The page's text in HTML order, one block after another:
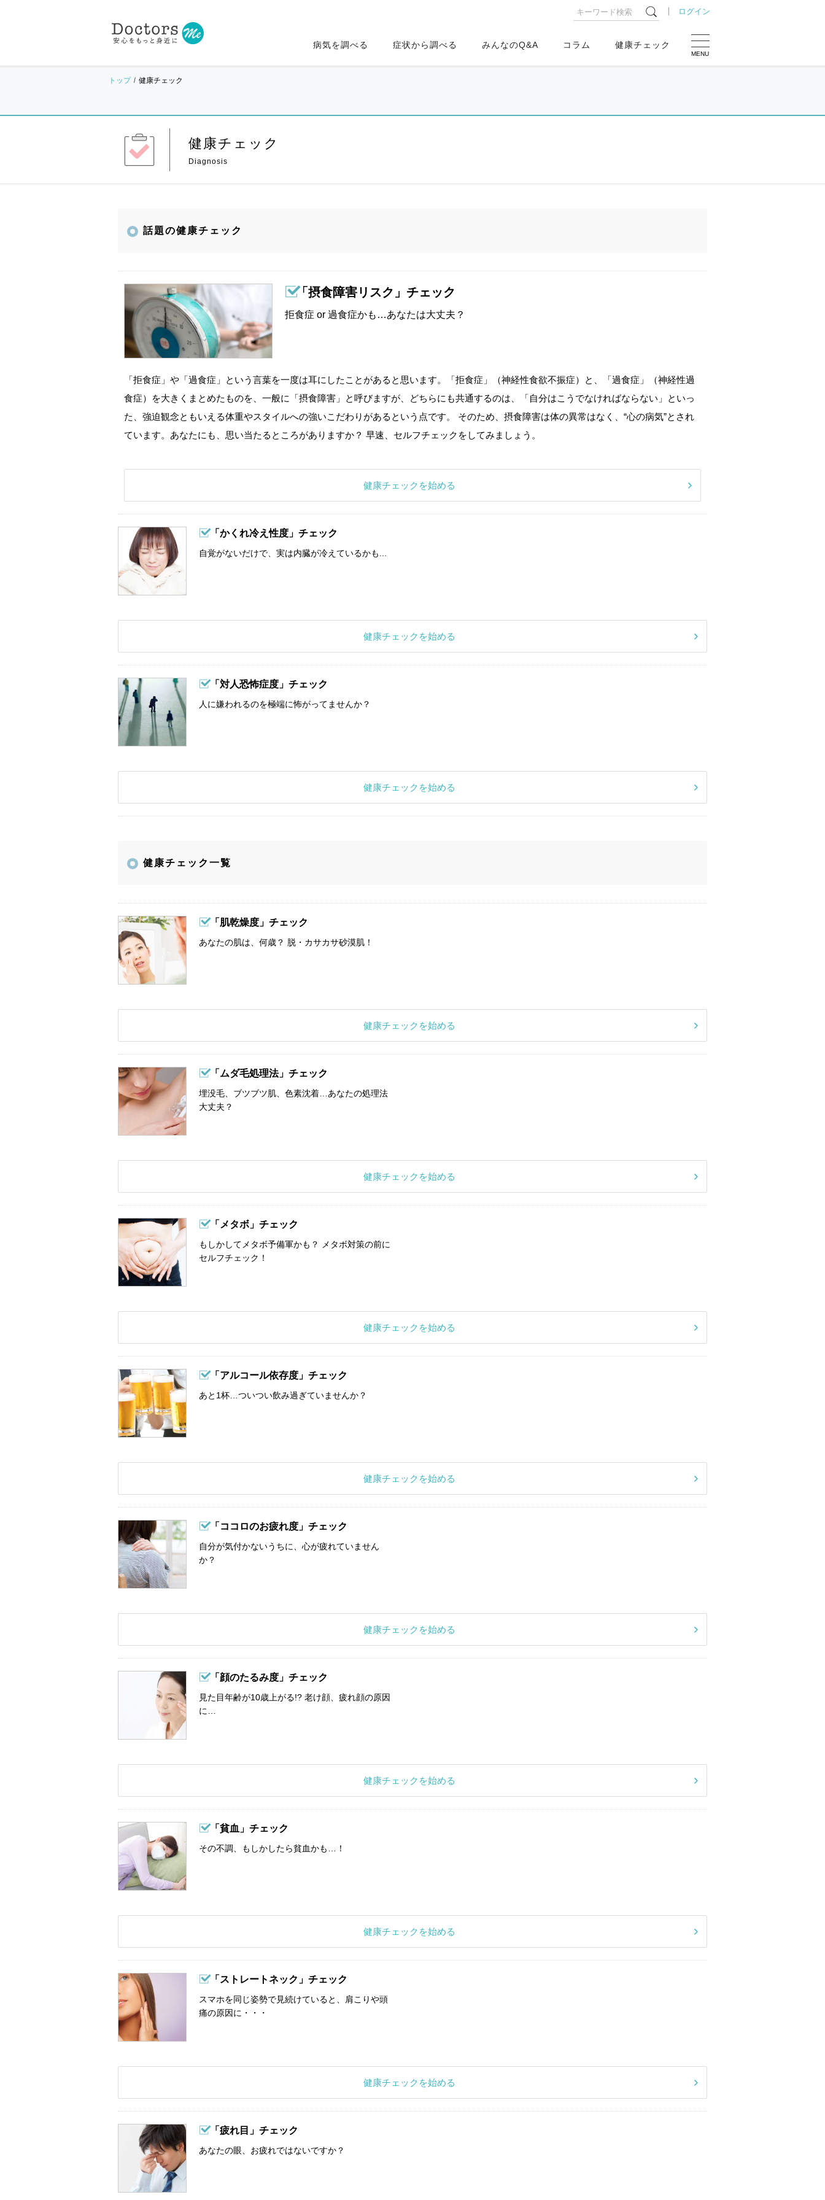
ログイン
MENU
病気を調べる 症状から調べる みんなのQ&A コラム 健康チェック
トップ 健康チェック
健康チェック
話題の健康チェック
「摂食障害リスク」チェック
拒食症 or 過食症かも…あなたは大丈夫？
「拒食症」や「過食症」という言葉を一度は耳にしたことがあると思います。「拒食症」（神経性食欲不振症）と、「過食症」（神経性過
食症）を大きくまとめたものを、一般に「摂食障害」と呼びますが、どちらにも共通するのは、「自分はこうでなければならない」といっ
た、強迫観念ともいえる体重やスタイルへの強いこだわりがあるという点です。 そのため、摂食障害は体の異常はなく、“心の病気”とされ
ています。あなたにも、思い当たるところがありますか？ 早速、セルフチェックをしてみましょう。
健康チェックを始める
「かくれ冷え性度」チェック
自覚がないだけで、実は内臓が冷えているかも...
健康チェックを始める
「対人恐怖症度」チェック
人に嫌われるのを極端に怖がってませんか？
健康チェックを始める
健康チェック一覧
「肌乾燥度」チェック
あなたの肌は、何歳？ 脱・カサカサ砂漠肌！
健康チェックを始める
「ムダ毛処理法」チェック
埋没毛、ブツブツ肌、色素沈着…あなたの処理法
大丈夫？
健康チェックを始める
「メタボ」チェック
もしかしてメタボ予備軍かも？ メタボ対策の前に
セルフチェック！
健康チェックを始める
「アルコール依存度」チェック
あと1杯…ついつい飲み過ぎていませんか？
健康チェックを始める
「ココロのお疲れ度」チェック
自分が気付かないうちに、心が疲れていません
か？
健康チェックを始める
「顔のたるみ度」チェック
見た目年齢が10歳上がる!? 老け顔、疲れ顔の原因
に…
健康チェックを始める
「貧血」チェック
その不調、もしかしたら貧血かも…！
健康チェックを始める
「ストレートネック」チェック
スマホを同じ姿勢で見続けていると、肩こりや頭
痛の原因に・・・
健康チェックを始める
「疲れ目」チェック
あなたの眼、お疲れではないですか？